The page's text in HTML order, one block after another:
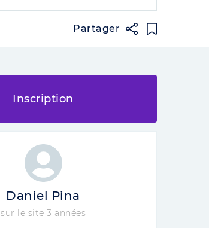
Partager
Inscription
Daniel Pina
sur le site 3 années